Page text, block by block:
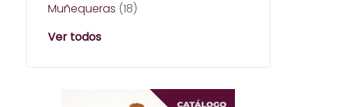
Muñequeras (18)
Ver todos